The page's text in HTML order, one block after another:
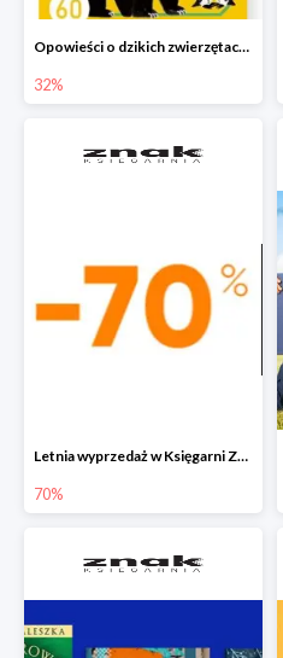
Opowieści o dzikich zwierzętach, które mogą wyginąć.
32%
Letnia wyprzedaż w Księgarni Znak do -70%
70%